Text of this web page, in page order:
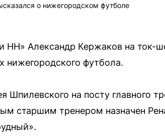
о нижегородском футболе
НН» Александр Кержаков на ток-
нижегородского футбола.
Шпилевского на посту главного
старшим тренером назначен